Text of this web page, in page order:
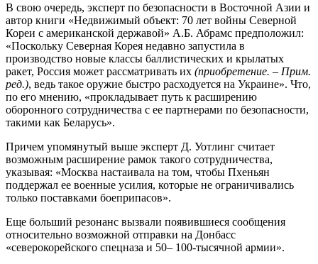
В свою очередь, эксперт по безопасности в Восточной Азии и
автор книги «Недвижимый объект: 70 лет войны Северной
Кореи с американской державой» А.Б. Абрамс предположил:
«Поскольку Северная Корея недавно запустила в
производство новые классы баллистических и крылатых
ракет, Россия может рассматривать их (приобретение. – Прим.
ред.), ведь такое оружие быстро расходуется на Украине». Что,
по его мнению, «прокладывает путь к расширению
оборонного сотрудничества с ее партнерами по безопасности,
такими как Беларусь».
Причем упомянутый выше эксперт Д. Уотлинг считает
возможным расширение рамок такого сотрудничества,
указывая: «Москва настаивала на том, чтобы Пхеньян
поддержал ее военные усилия, которые не ограничивались
только поставками боеприпасов».
Еще больший резонанс вызвали появившиеся сообщения
относительно возможной отправки на Донбасс
«северокорейского спецназа и 50– 100-тысячной армии».